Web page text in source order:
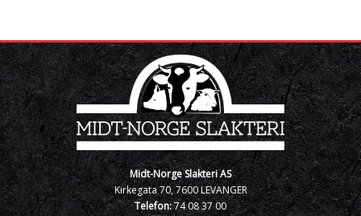
Midt-Norge Slakteri AS
Kirkegata 70, 7600 LEVANGER
Telefon:74 08 37 00